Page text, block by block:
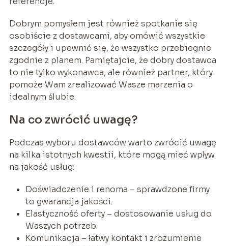
Dobrym pomysłem jest również spotkanie się
osobiście z dostawcami, aby omówić wszystkie
szczegóły i upewnić się, że wszystko przebiegnie
zgodnie z planem. Pamiętajcie, że dobry dostawca
to nie tylko wykonawca, ale również partner, który
pomoże Wam zrealizować Wasze marzenia o
idealnym ślubie.
Na co zwrócić uwagę?
Podczas wyboru dostawców warto zwrócić uwagę
na kilka istotnych kwestii, które mogą mieć wpływ
na jakość usług:
Doświadczenie i renoma – sprawdzone firmy
to gwarancja jakości.
Elastyczność oferty – dostosowanie usług do
Waszych potrzeb.
Komunikacja – łatwy kontakt i zrozumienie